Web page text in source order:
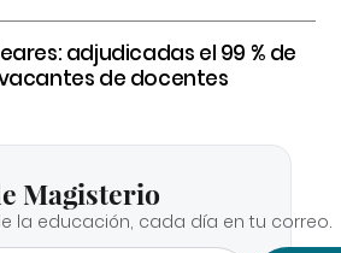
adjudicadas el 99 % de
de docentes
Magisterio
la educación, cada día en tu correo.